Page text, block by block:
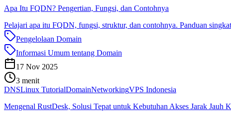
Apa Itu FQDN? Pengertian, Fungsi, dan Contohnya
Pelajari apa itu FQDN, fungsi, struktur, dan contohnya. Panduan
Pengelolaan Domain
Informasi Umum tentang Domain
17 Nov 2025
3 menit
DNSLinux TutorialDomainNetworkingVPS Indonesia
Mengenal RustDesk, Solusi Tepat untuk Kebutuhan Akses Jarak Jauh